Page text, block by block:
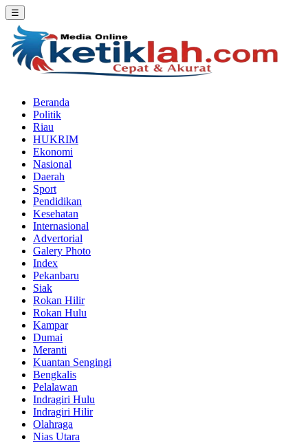
☰
Beranda
Politik
Riau
HUKRIM
Ekonomi
Nasional
Daerah
Sport
Pendidikan
Kesehatan
Internasional
Advertorial
Galery Photo
Index
Pekanbaru
Siak
Rokan Hilir
Rokan Hulu
Kampar
Dumai
Meranti
Kuantan Sengingi
Bengkalis
Pelalawan
Indragiri Hulu
Indragiri Hilir
Olahraga
Nias Utara